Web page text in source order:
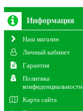
Информация
Наш магазин
Личный кабинет
Гарантия
Политика
конфиденциальности
Карта сайта